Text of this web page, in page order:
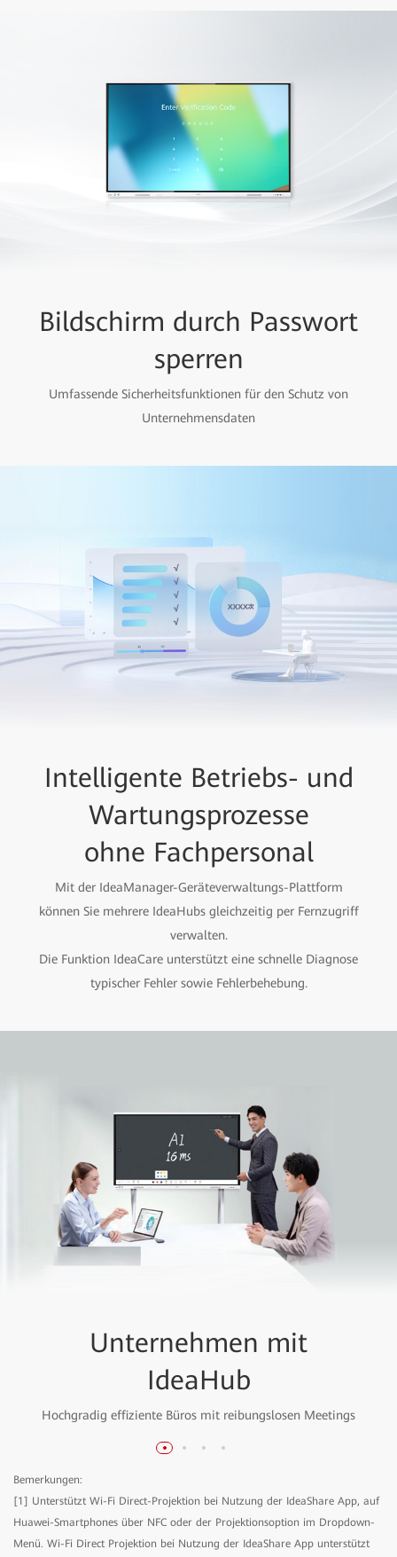
Bildschirm durch Passwort
sperren
Umfassende Sicherheitsfunktionen für den Schutz von
Unternehmensdaten
Intelligente Betriebs- und
Wartungsprozesse
ohne Fachpersonal
Mit der IdeaManager-Geräteverwaltungs-Plattform
können Sie mehrere IdeaHubs gleichzeitig per Fernzugriff
verwalten.
Die Funktion IdeaCare unterstützt eine schnelle Diagnose
typischer Fehler sowie Fehlerbehebung.
Hotel mit IdeaHub
Ein Upgrade für Konferenz- und Geschäftsräume oder für
Unternehmen mit
IdeaHub
Hochgradig effiziente Büros mit reibungslosen Meetings
Pausenraum mit IdeaHub
Ganz entspannt Informationen erhalten und austauschen
Geschäfte mit IdeaHub
Technologische Hilfe bei der Produktauswahl für ein
Hotel mit IdeaHub
Ein Upgrade für Konferenz- und Geschäftsräume oder für
Unternehmen mit
IdeaHub
Hochgradig effiziente Büros mit reibungslosen Meetings
Bemerkungen:
[1] Unterstützt Wi-Fi Direct-Projektion bei Nutzung der IdeaShare App, auf
Huawei-Smartphones über NFC oder der Projektionsoption im Dropdown-
Menü. Wi-Fi Direct Projektion bei Nutzung der IdeaShare App unterstützt